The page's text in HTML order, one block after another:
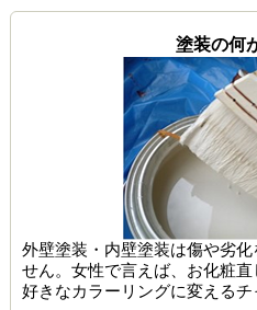
塗装の何
外壁塗装・内壁塗装は傷や劣
せん。女性で言えば、お化粧
好きなカラーリングに変えるチ